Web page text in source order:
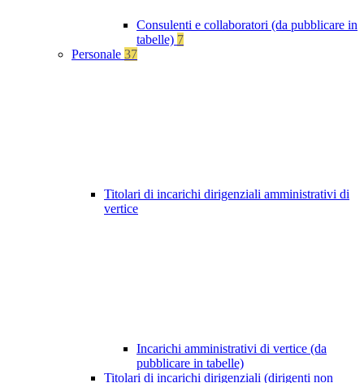
Consulenti e collaboratori (da pubblicare in
tabelle) 7
Personale 37
Titolari di incarichi dirigenziali amministrativi di
vertice
Incarichi amministrativi di vertice (da
pubblicare in tabelle)
Titolari di incarichi dirigenziali (dirigenti non